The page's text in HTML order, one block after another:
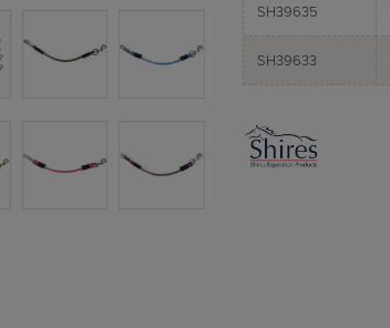
SH39635
SH39633